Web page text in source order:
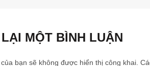
MỘT BÌNH LUẬN
của bạn sẽ không được hiển thị công khai.